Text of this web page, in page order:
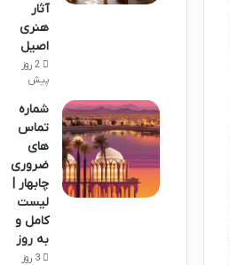
آثار
هنری
اصیل
2 روز
پیش
شماره
تماس
های
ضروری
چابهار |
لیست
کامل و
به روز
3 روز